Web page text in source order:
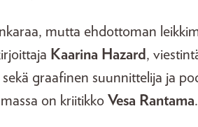
mutta ehdottoman
Kaarina Hazard ,
sekä graafinen suunnittelija ja
on kriitikko Vesa Rantama